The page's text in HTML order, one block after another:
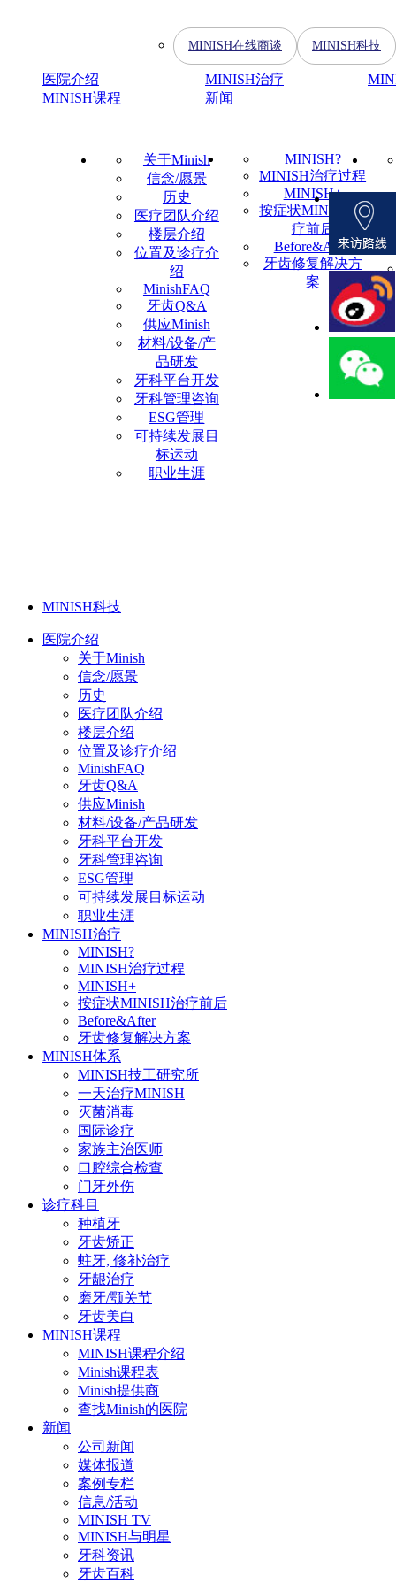
医院介绍 MINISH治疗
MINISH课程
新闻
MINISH在线商谈 MINISH科技
关于Minish
信念/愿景
历史
医疗团队介绍
楼层介绍
位置及诊疗介
绍
MinishFAQ
牙齿Q&A
供应Minish
材料/设备/产
品研发
牙科平台开发
牙科管理咨询
ESG管理
可持续发展目
标运动
职业生涯
MINISH?
MINISH治疗过程
MINISH+
按症状MINISH治
疗前后
Before&After
牙齿修复解决方
案
MINISH科技
医院介绍
关于Minish
信念/愿景
历史
医疗团队介绍
楼层介绍
位置及诊疗介绍
MinishFAQ
牙齿Q&A
供应Minish
材料/设备/产品研发
牙科平台开发
牙科管理咨询
ESG管理
可持续发展目标运动
职业生涯
MINISH治疗
MINISH?
MINISH治疗过程
MINISH+
按症状MINISH治疗前后
Before&After
牙齿修复解决方案
MINISH体系
MINISH技工研究所
一天治疗MINISH
灭菌消毒
国际诊疗
家族主治医师
口腔综合检查
门牙外伤
诊疗科目
种植牙
牙齿矫正
蛀牙, 修补治疗
牙龈治疗
磨牙/颚关节
牙齿美白
MINISH课程
MINISH课程介绍
Minish课程表
Minish提供商
查找Minish的医院
新闻
公司新闻
媒体报道
案例专栏
信息/活动
MINISH TV
MINISH与明星
牙科资讯
牙齿百科